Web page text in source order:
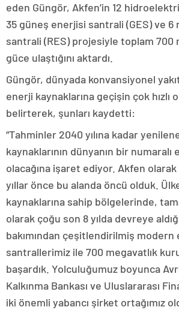
eden Güngör, Akfen’in 12
35 güneş enerjisi santrali (GES) ve 6
santrali (RES) projesiyle toplam 700
güce ulaştığını aktardı.
Güngör, dünyada konvansiyonel
enerji kaynaklarına geçişin çok hızlı
belirterek, şunları kaydetti:
“Tahminler 2040 yılına kadar
kaynaklarının dünyanın bir numaralı
olacağına işaret ediyor. Akfen olarak
yıllar önce bu alanda öncü olduk.
kaynaklarına sahip bölgelerinde,
olarak çoğu son 8 yılda devreye
bakımından çeşitlendirilmiş modern
santrallerimiz ile 700 megavatlık
başardık. Yolculuğumuz boyunca
Kalkınma Bankası ve Uluslararası
iki önemli yabancı şirket ortağımız